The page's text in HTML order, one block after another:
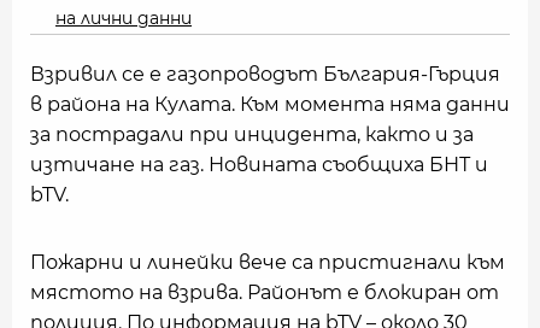
на лични данни
Взривил се е газопроводът България-Гърция
в района на Кулата. Към момента няма данни
за пострадали при инцидента, както и за
изтичане на газ. Новината съобщиха БНТ и
bTV.
Пожарни и линейки вече са пристигнали към
мястото на взрива. Районът е блокиран от
полиция. По информация на bTV – около 30